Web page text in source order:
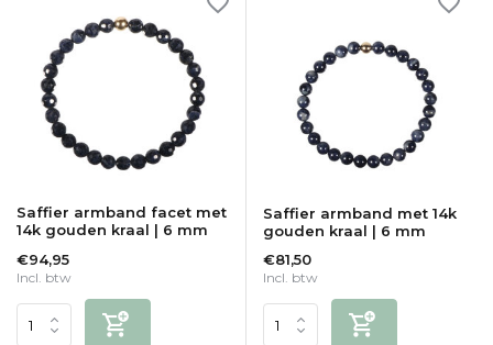
Saffier armband facet met
14k gouden kraal | 6 mm
€94,95
Incl. btw
Saffier armband met 14k
gouden kraal | 6 mm
€81,50
Incl. btw